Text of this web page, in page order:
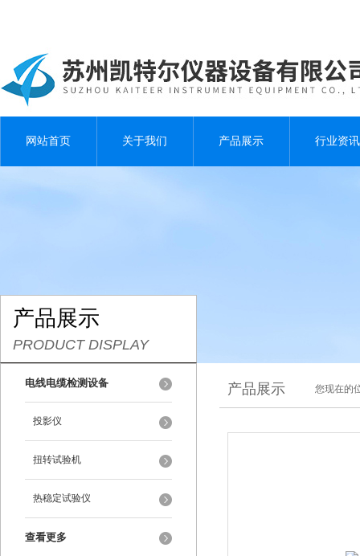
网站首页 关于我们 产品展示 行业资讯
产品展示
PRODUCT DISPLAY
电线电缆检测设备
投影仪
扭转试验机
热稳定试验仪
查看更多
产品展示 您现在的